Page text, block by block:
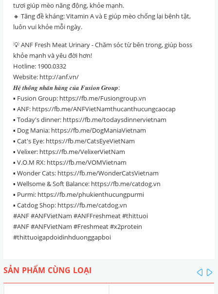
tươi giúp mèo năng động, khỏe mạnh.
🔸 Tăng đề kháng: Vitamin A và E giúp mèo chống lại bệnh tật,
luôn vui khỏe mỗi ngày.
💡 ANF Fresh Meat Urinary - Chăm sóc từ bên trong, giúp boss
khỏe mạnh và yêu đời hơn!
Hotline: 1900.0332
Website: http://anf.vn/
𝑯𝒆̣̂ 𝒕𝒉𝒐̂́𝒏𝒈 𝒏𝒉𝒂̃𝒏 𝒉𝒂̀𝒏𝒈 𝒄𝒖̉𝒂 𝑭𝒖𝒔𝒊𝒐𝒏 𝑮𝒓𝒐𝒖𝒑:
▪️ Fusion Group: https://fb.me/Fusiongroup.vn
▪️ ANF: https://fb.me/ANFVietNamthucanthucungcaocap
▪️ Today's dinner: https://fb.me/todaysdinnervietnam
▪️ Dog Mania: https://fb.me/DogManiaVietnam
▪️ Cat's Eye: https://fb.me/CatsEyeVietNam
▪️ Velixer: https://fb.me/VelixerVietNam
▪️ V.O.M RX: https://fb.me/VOMVietnam
▪️ Wonder Cats: https://fb.me/WonderCatsVietnam
▪️ Wellsome & Soft Balance: https://fb.me/catdog.vn
▪️ Purmi: https://fb.me/phukienthucungpurmi
▪️ Catdog Shop: https://fb.me/catdog.vn
#ANF #ANFVietNam #ANFFreshmeat #thittuoi
#ANF #ANFVietNam #Freshmeat #x2protein
#thittuoigapdoidinhduonggapboi
SẢN PHẨM CÙNG LOẠI